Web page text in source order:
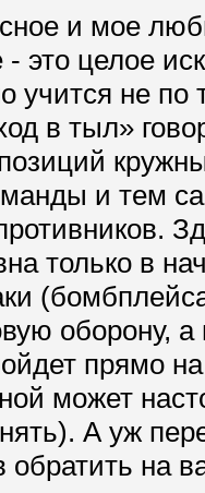
и мое
это целое
учится не
в тыл»
и тем
только в
оборону,
прямо
может
А уж
обратить на